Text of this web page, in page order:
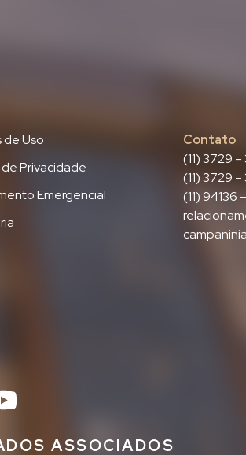
de Uso
Privacidade
Emergencial
Contato
(11) 3729
(11) 3729
(11) 94136
ASSOCIADOS